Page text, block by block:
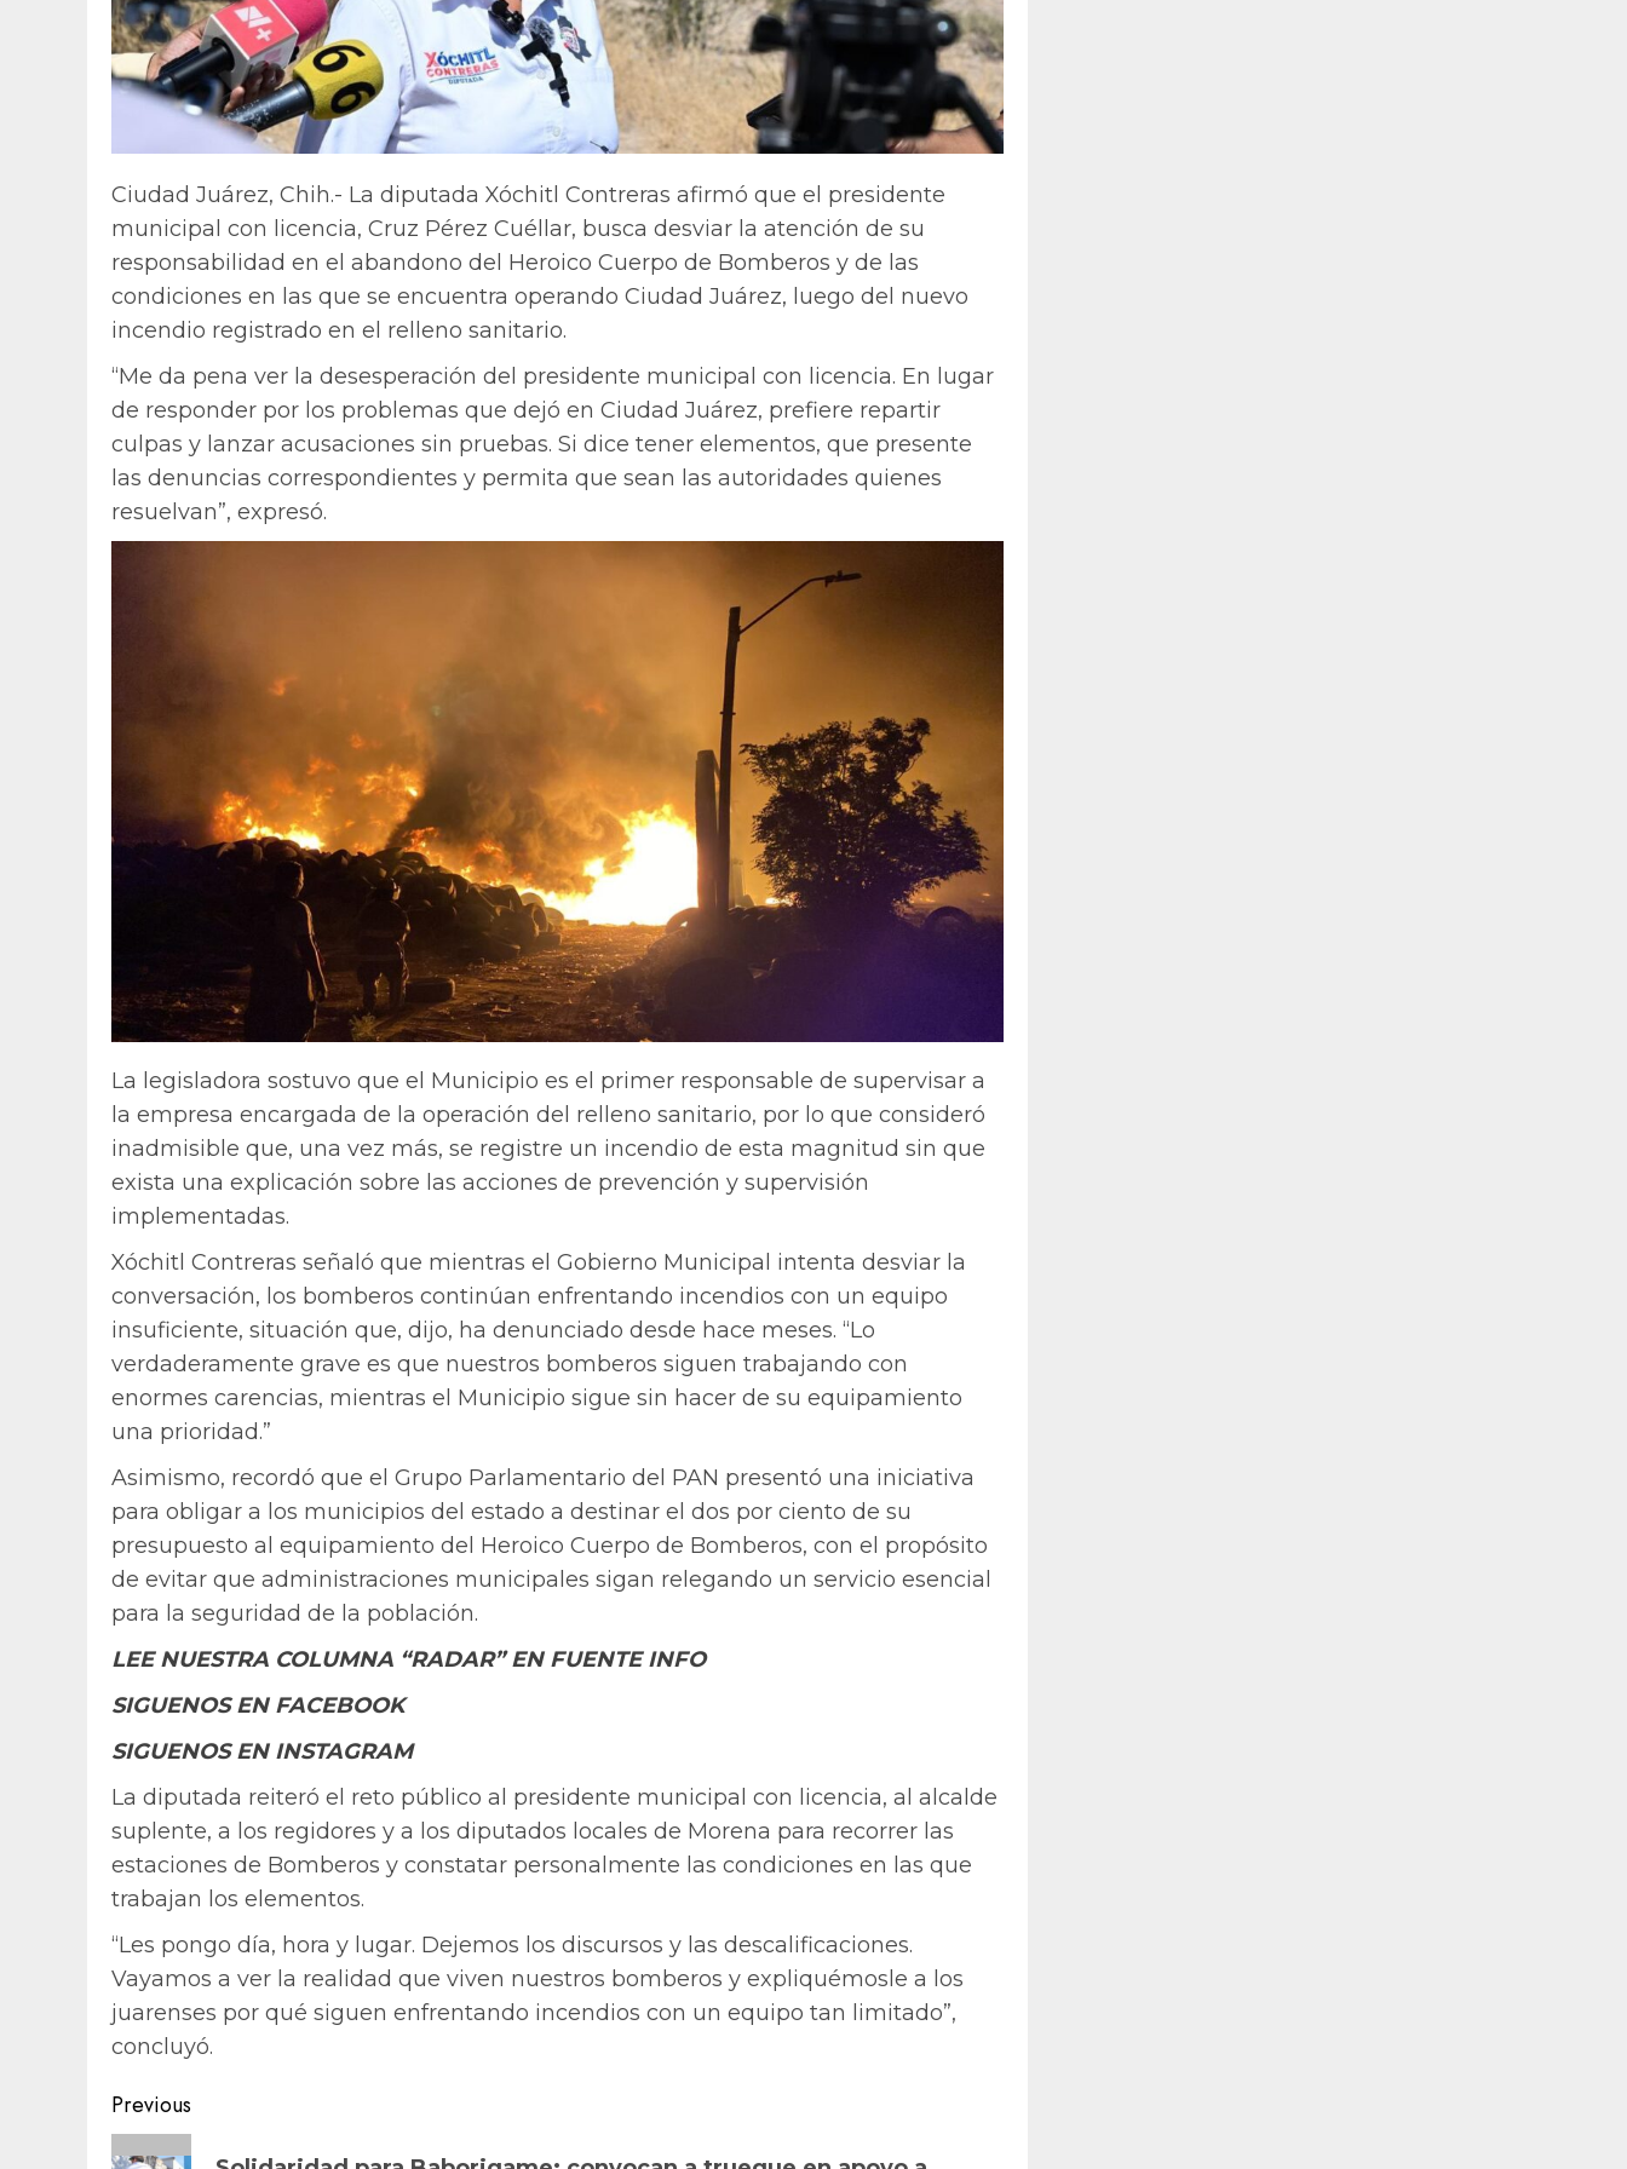
Ciudad Juárez, Chih.- La diputada Xóchitl Contreras afirmó que el presidente
municipal con licencia, Cruz Pérez Cuéllar, busca desviar la atención de su
responsabilidad en el abandono del Heroico Cuerpo de Bomberos y de las
condiciones en las que se encuentra operando Ciudad Juárez, luego del nuevo
incendio registrado en el relleno sanitario.
“Me da pena ver la desesperación del presidente municipal con licencia. En lugar
de responder por los problemas que dejó en Ciudad Juárez, prefiere repartir
culpas y lanzar acusaciones sin pruebas. Si dice tener elementos, que presente
las denuncias correspondientes y permita que sean las autoridades quienes
resuelvan”, expresó.
La legisladora sostuvo que el Municipio es el primer responsable de supervisar a
la empresa encargada de la operación del relleno sanitario, por lo que consideró
inadmisible que, una vez más, se registre un incendio de esta magnitud sin que
exista una explicación sobre las acciones de prevención y supervisión
implementadas.
Xóchitl Contreras señaló que mientras el Gobierno Municipal intenta desviar la
conversación, los bomberos continúan enfrentando incendios con un equipo
insuficiente, situación que, dijo, ha denunciado desde hace meses. “Lo
verdaderamente grave es que nuestros bomberos siguen trabajando con
enormes carencias, mientras el Municipio sigue sin hacer de su equipamiento
una prioridad.”
Asimismo, recordó que el Grupo Parlamentario del PAN presentó una iniciativa
para obligar a los municipios del estado a destinar el dos por ciento de su
presupuesto al equipamiento del Heroico Cuerpo de Bomberos, con el propósito
de evitar que administraciones municipales sigan relegando un servicio esencial
para la seguridad de la población.
LEE NUESTRA COLUMNA “RADAR” EN FUENTE INFO
SIGUENOS EN FACEBOOK
SIGUENOS EN INSTAGRAM
La diputada reiteró el reto público al presidente municipal con licencia, al alcalde
suplente, a los regidores y a los diputados locales de Morena para recorrer las
estaciones de Bomberos y constatar personalmente las condiciones en las que
trabajan los elementos.
“Les pongo día, hora y lugar. Dejemos los discursos y las descalificaciones.
Vayamos a ver la realidad que viven nuestros bomberos y expliquémosle a los
juarenses por qué siguen enfrentando incendios con un equipo tan limitado”,
concluyó.
Post
navigation
Previous
Previous